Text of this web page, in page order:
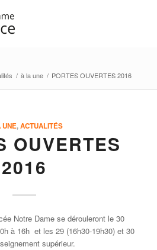
/ à la une / PORTES OUVERTES 2016
UNE,ACTUALITÉS
OUVERTES
2016
Notre Dame se dérouleront le 30
à 16h et les 29 (16h30-19h30) et 30
supérieur.